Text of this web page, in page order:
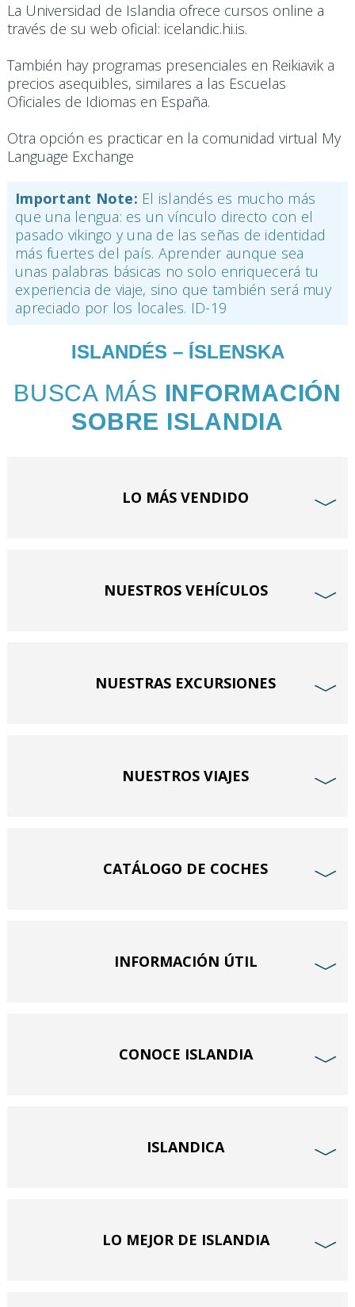
La Universidad de Islandia ofrece cursos online a
través de su web oficial: icelandic.hi.is.
También hay programas presenciales en Reikiavik a
precios asequibles, similares a las Escuelas
Oficiales de Idiomas en España.
Otra opción es practicar en la comunidad virtual My
Language Exchange
Important Note: El islandés es mucho más
que una lengua: es un vínculo directo con el
pasado vikingo y una de las señas de identidad
más fuertes del país. Aprender aunque sea
unas palabras básicas no solo enriquecerá tu
experiencia de viaje, sino que también será muy
apreciado por los locales. ID-19
ISLANDÉS – ÍSLENSKA
BUSCA MÁS INFORMACIÓN
SOBRE ISLANDIA
LO MÁS VENDIDO ﹀
NUESTROS VEHÍCULOS ﹀
NUESTRAS EXCURSIONES ﹀
NUESTROS VIAJES ﹀
CATÁLOGO DE COCHES ﹀
INFORMACIÓN ÚTIL ﹀
CONOCE ISLANDIA ﹀
ISLANDICA ﹀
LO MEJOR DE ISLANDIA ﹀